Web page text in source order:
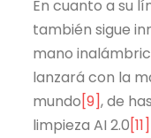
En cuanto a su
también sigue
mano
lanzará con la
mundo[9], de
limpieza AI 2.0[11]